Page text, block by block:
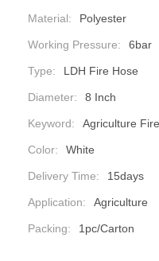
Material: Polyester
Working Pressure: 6bar
Type: LDH Fire Hose
Diameter: 8 Inch
Keyword: Agriculture
Color: White
Delivery Time: 15days
Application: Agriculture
Packing: 1pc/carton